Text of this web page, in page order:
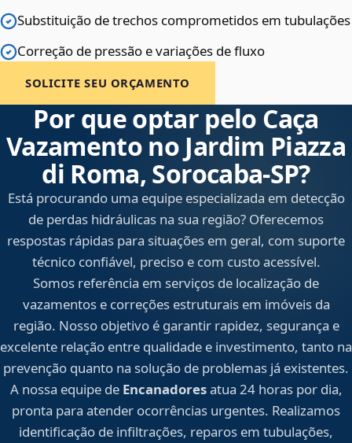
Substituição de trechos comprometidos em tubulações
Correção de pressão e variações de fluxo
SOLICITE SEU ORÇAMENTO
Por que optar pelo Caça
Vazamento no Jardim Piazza
di Roma, Sorocaba‑SP?
Está procurando uma equipe especializada em detecção
de perdas hidráulicas na sua região? Oferecemos
respostas rápidas para situações em geral, com suporte
técnico confiável, preciso e com custo acessível.
Somos referência em serviços de localização de
vazamentos e correções estruturais em imóveis da
região. Nosso objetivo é garantir rapidez, segurança e
excelente relação entre qualidade e investimento, tanto na
prevenção quanto na solução de problemas já existentes.
A nossa equipe de Encanadoresatua 24 horas por dia,
pronta para atender ocorrências urgentes. Realizamos
identificação de infiltrações, reparos em tubulações,